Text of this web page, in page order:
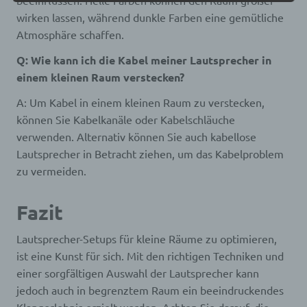
wirken lassen, während dunkle Farben eine gemütliche
Atmosphäre schaffen.
Q: Wie kann ich die Kabel meiner Lautsprecher in
einem kleinen Raum verstecken?
A: Um Kabel in einem kleinen Raum zu verstecken,
können Sie Kabelkanäle oder Kabelschläuche
verwenden. Alternativ können Sie auch kabellose
Lautsprecher in Betracht ziehen, um das Kabelproblem
zu vermeiden.
Fazit
Lautsprecher-Setups für kleine Räume zu optimieren,
ist eine Kunst für sich. Mit den richtigen Techniken und
einer sorgfältigen Auswahl der Lautsprecher kann
jedoch auch in begrenztem Raum ein beeindruckendes
identifiziert werden kann.
Betroffene Person ist jede identifizierte oder
personenbezogene Daten von dem für die
Verarbeitung Verantwortlichen verarbeitet werden.
c) Verarbeitung
automatisierter Verfahren ausgeführte Vorgang
oder jede solche Vorgangsreihe im
Zusammenhang mit personenbezogenen Daten
wie das Erheben, das Erfassen, die Organisation,
das Ordnen, die Speicherung, die Anpassung oder
Veränderung, das Auslesen, das Abfragen, die
Verwendung, die Offenlegung durch Übermittlung,
Verbreitung oder eine andere Form der